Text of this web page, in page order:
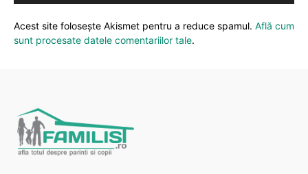
Acest site folosește Akismet pentru a reduce spamul. Află cum
sunt procesate datele comentariilor tale.